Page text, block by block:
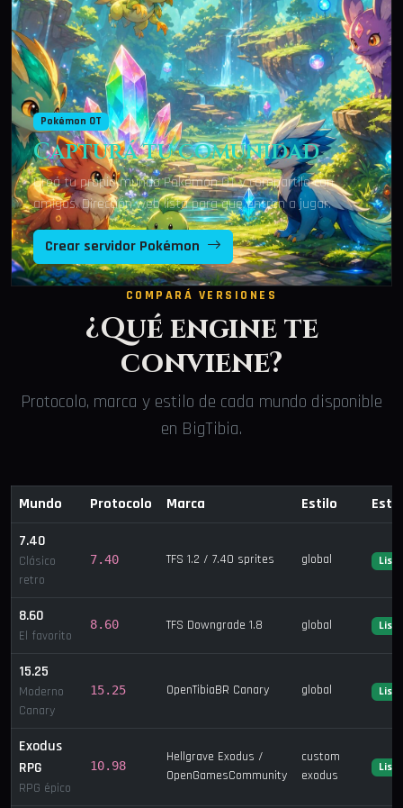
Pokémon OT
Capturá tu comunidad
Creá tu propio mundo Pokémon OT y compartilo con
amigos. Dirección web lista para que entren a jugar.
Crear servidor Pokémon
COMPARÁ VERSIONES
¿Qué engine te
conviene?
Protocolo, marca y estilo de cada mundo disponible
en BigTibia.
Mundo Protocolo Marca Estilo
7.40
Clásico
retro
7.40 TFS 1.2 / 7.40 sprites global Listo
8.60
El favorito
8.60 TFS Downgrade 1.8 global Listo
15.25
Moderno
Canary
15.25 OpenTibiaBR Canary global Listo
Exodus
RPG
RPG épico
10.98
Hellgrave Exodus /
OpenGamesCommunity
custom
exodus
Listo